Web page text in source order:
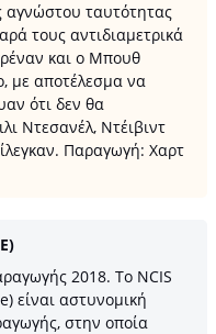
αγνώστου ταυτότητας
τους αντιδιαμετρικά
και ο Μπουθ
με αποτέλεσμα να
ότι δεν θα
Ντεσανέλ, Ντέιβιντ
Παραγωγή: Χαρτ
2018. Το NCIS
είναι αστυνομική
στην οποία